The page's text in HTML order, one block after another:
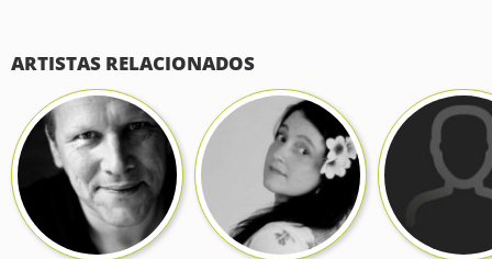
ARTISTAS RELACIONADOS